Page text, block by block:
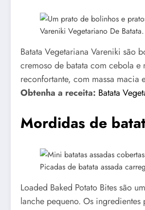
Vareniki Vegetariano De
Batata Vegetariana Vareniki são
cremoso de batata com cebola
reconfortante, com massa macia
Obtenha a receita: Batata
Mordidas de
Picadas de batata assada
Loaded Baked Potato Bites são
lanche pequeno. Os